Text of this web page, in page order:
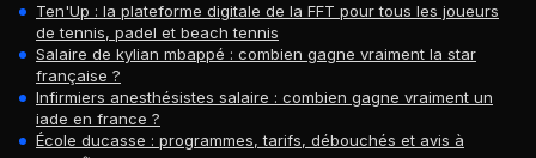
Ten'Up : la plateforme digitale de la FFT pour tous les joueurs
de tennis, padel et beach tennis
Salaire de kylian mbappé : combien gagne vraiment la star
française ?
Infirmiers anesthésistes salaire : combien gagne vraiment un
iade en france ?
École ducasse : programmes, tarifs, débouchés et avis à